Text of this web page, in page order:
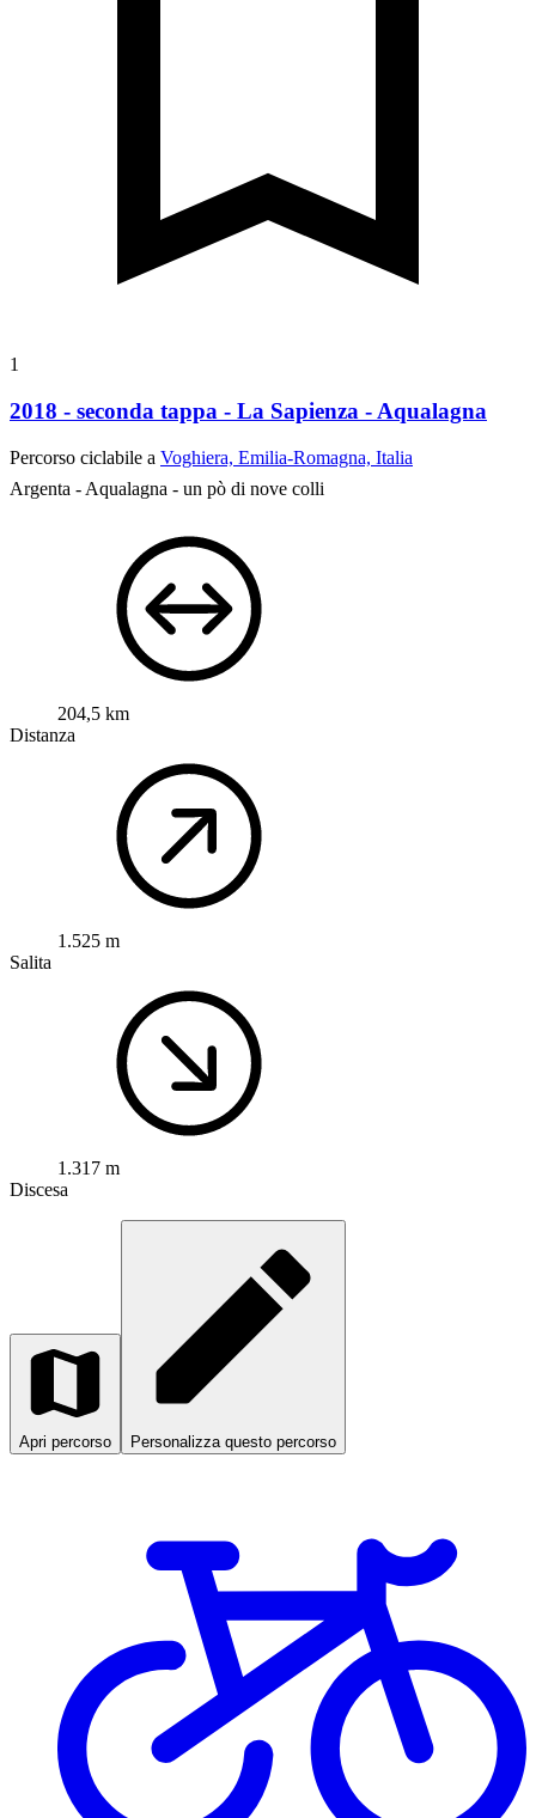
1
2018 - seconda tappa - La Sapienza - Aqualagna
Percorso ciclabile a Voghiera, Emilia-Romagna, Italia
Argenta - Aqualagna - un pò di nove colli
204,5 km
Distanza
1.525 m
Salita
1.317 m
Discesa
Apri percorso Personalizza questo percorso